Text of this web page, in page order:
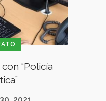
“Policía